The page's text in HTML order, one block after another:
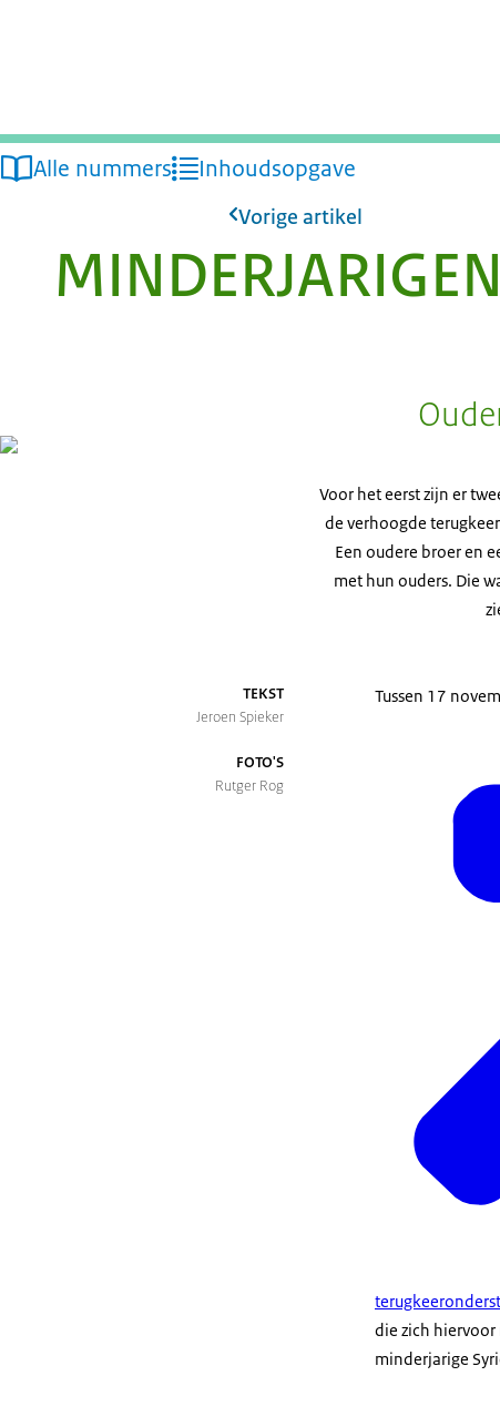
Alle nummers Inhoudsopgave
Vorige artikel
Voor het eerst zijn er
de verhoogde
Een oudere broer en
met hun ouders. Die
TEKST
Jeroen Spieker
FOTO'S
Rutger Rog
Tussen 17
die zich
minderjarige